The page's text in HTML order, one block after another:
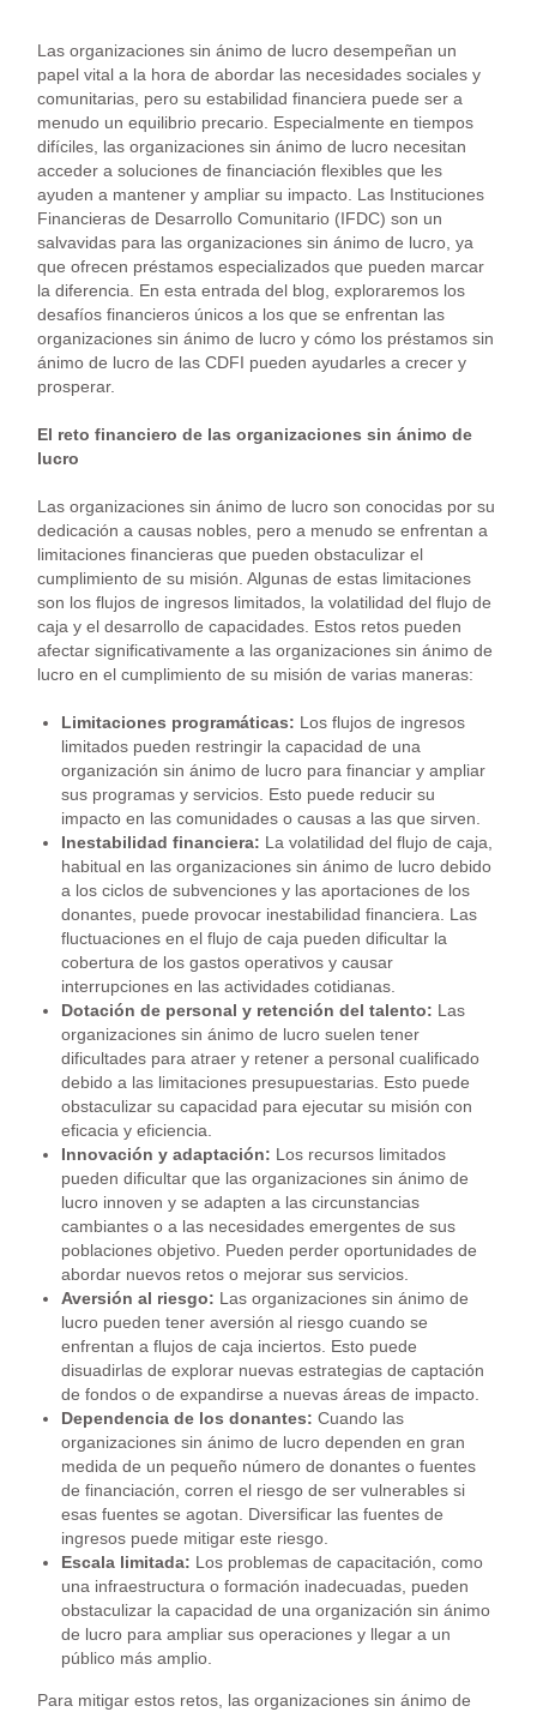
Las organizaciones sin ánimo de lucro desempeñan un
papel vital a la hora de abordar las necesidades sociales y
comunitarias, pero su estabilidad financiera puede ser a
menudo un equilibrio precario. Especialmente en tiempos
difíciles, las organizaciones sin ánimo de lucro necesitan
acceder a soluciones de financiación flexibles que les
ayuden a mantener y ampliar su impacto. Las Instituciones
Financieras de Desarrollo Comunitario (IFDC) son un
salvavidas para las organizaciones sin ánimo de lucro, ya
que ofrecen préstamos especializados que pueden marcar
la diferencia. En esta entrada del blog, exploraremos los
desafíos financieros únicos a los que se enfrentan las
organizaciones sin ánimo de lucro y cómo los préstamos sin
ánimo de lucro de las CDFI pueden ayudarles a crecer y
prosperar.
El reto financiero de las organizaciones sin ánimo de
lucro
Las organizaciones sin ánimo de lucro son conocidas por su
dedicación a causas nobles, pero a menudo se enfrentan a
limitaciones financieras que pueden obstaculizar el
cumplimiento de su misión. Algunas de estas limitaciones
son los flujos de ingresos limitados, la volatilidad del flujo de
caja y el desarrollo de capacidades. Estos retos pueden
afectar significativamente a las organizaciones sin ánimo de
lucro en el cumplimiento de su misión de varias maneras:
Limitaciones programáticas: Los flujos de ingresos
limitados pueden restringir la capacidad de una
organización sin ánimo de lucro para financiar y ampliar
sus programas y servicios. Esto puede reducir su
impacto en las comunidades o causas a las que sirven.
Inestabilidad financiera: La volatilidad del flujo de caja,
habitual en las organizaciones sin ánimo de lucro debido
a los ciclos de subvenciones y las aportaciones de los
donantes, puede provocar inestabilidad financiera. Las
fluctuaciones en el flujo de caja pueden dificultar la
cobertura de los gastos operativos y causar
interrupciones en las actividades cotidianas.
Dotación de personal y retención del talento: Las
organizaciones sin ánimo de lucro suelen tener
dificultades para atraer y retener a personal cualificado
debido a las limitaciones presupuestarias. Esto puede
obstaculizar su capacidad para ejecutar su misión con
eficacia y eficiencia.
Innovación y adaptación: Los recursos limitados
pueden dificultar que las organizaciones sin ánimo de
lucro innoven y se adapten a las circunstancias
cambiantes o a las necesidades emergentes de sus
poblaciones objetivo. Pueden perder oportunidades de
abordar nuevos retos o mejorar sus servicios.
Aversión al riesgo: Las organizaciones sin ánimo de
lucro pueden tener aversión al riesgo cuando se
enfrentan a flujos de caja inciertos. Esto puede
disuadirlas de explorar nuevas estrategias de captación
de fondos o de expandirse a nuevas áreas de impacto.
Dependencia de los donantes:Cuando las
organizaciones sin ánimo de lucro dependen en gran
medida de un pequeño número de donantes o fuentes
de financiación, corren el riesgo de ser vulnerables si
esas fuentes se agotan. Diversificar las fuentes de
ingresos puede mitigar este riesgo.
Escala limitada: Los problemas de capacitación, como
una infraestructura o formación inadecuadas, pueden
obstaculizar la capacidad de una organización sin ánimo
de lucro para ampliar sus operaciones y llegar a un
público más amplio.
Para mitigar estos retos, las organizaciones sin ánimo de